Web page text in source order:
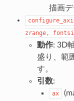
描画デ
zrange,
動作: 3D
盛り、範
す。
引数:
ax